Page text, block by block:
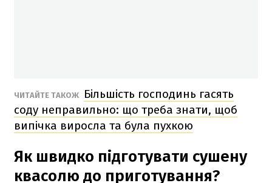
ЧИТАЙТЕ ТАКОЖ
Більшість господинь гасять
соду неправильно: що треба знати, щоб
випічка виросла та була пухкою
Як швидко підготувати сушену
квасолю до приготування?